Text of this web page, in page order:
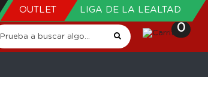
OUTLET LIGA DE LA LEALTAD
0